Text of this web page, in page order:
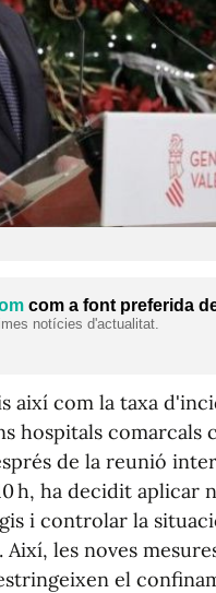
com a font preferida
notícies d'actualitat.
així com la taxa
hospitals comarcals
de la reunió
h, ha decidit aplicar
i controlar la
les noves
el